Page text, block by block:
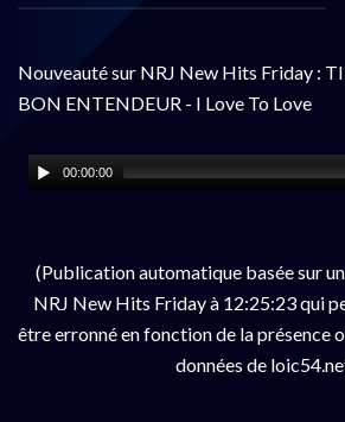
Nouveauté sur NRJ New Hits Friday :
BON ENTENDEUR - I Love To Love
00:00:00
(Publication automatique basée sur
NRJ New Hits Friday à 12:25:23 qui
être erronné en fonction de la présence
données de